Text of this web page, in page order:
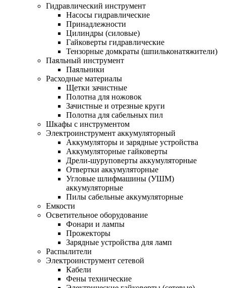
Гидравлический инструмент
Насосы гидравлические
Принадлежности
Цилиндры (силовые)
Гайковерты гидравлические
Тензорные домкраты (шпильконатяжители)
Паяльный инструмент
Паяльники
Расходные материалы
Щетки зачистные
Полотна для ножовок
Зачистные и отрезные круги
Полотна для сабельных пил
Шкафы с инструментом
Электроинструмент аккумуляторный
Аккумуляторы и зарядные устройства
Аккумуляторные гайковерты
Дрели-шуруповерты аккумуляторные
Отвертки аккумуляторные
Угловые шлифмашины (УШМ)
аккумуляторные
Пилы сабельные аккумуляторные
Емкости
Осветительное оборудование
Фонари и лампы
Прожекторы
Зарядные устройства для ламп
Распылители
Электроинструмент сетевой
Кабели
Фены технические